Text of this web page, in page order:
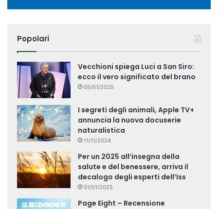
Popolari
Vecchioni spiega Luci a San Siro:
ecco il vero significato del brano
05/01/2025
I segreti degli animali, Apple TV+
annuncia la nuova docuserie
naturalistica
11/11/2024
Per un 2025 all’insegna della
salute e del benessere, arriva il
decalogo degli esperti dell’Iss
01/01/2025
Page Eight – Recensione